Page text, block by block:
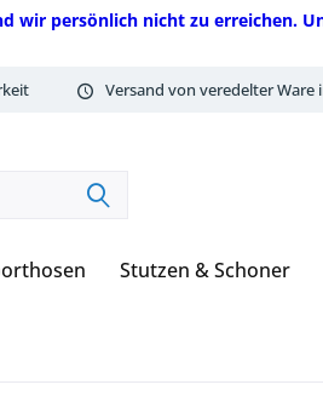
wir persönlich nicht zu erreichen.
Versand von veredelter Ware
Stutzen & Schoner